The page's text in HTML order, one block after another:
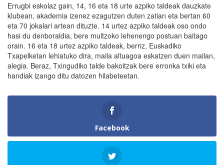
Errugbi eskolaz gain, 14, 16 eta 18 urte azpiko taldeak dauzkate
klubean, akademia izenez ezagutzen duten zatian eta bertan 60
eta 70 jokalari artean dituzte. 14 urtez azpiko taldeak oso ondo
hasi du denboraldia, bere multzoko lehenengo postuan baitago
orain. 16 eta 18 urtez azpiko taldeak, berriz, Euskadiko
Txapelketan lehiatuko dira, maila altuagoa eskatzen duen mailan,
alegia. Beraz, Txingudiko talde bakoitzak bere erronka txiki eta
handiak izango ditu datozen hilabeteetan.
Facebook